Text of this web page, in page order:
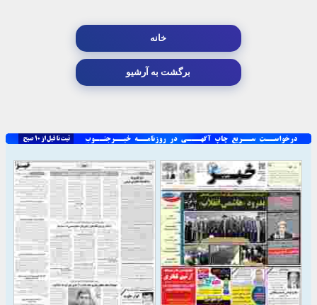
خانه
برگشت به آرشیو